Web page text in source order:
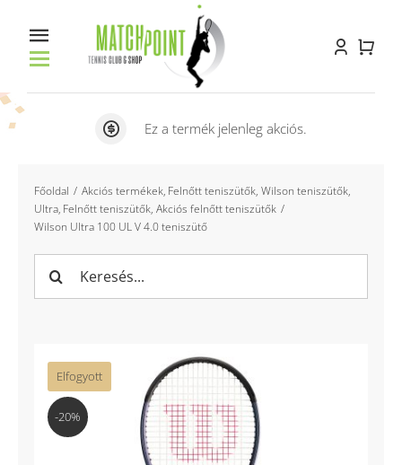
Toggle
Navigation
Főoldal
Pályabérlés
Kapcsolat
Ez a termék jelenleg akciós.
Főoldal Akciós termékek Felnőtt teniszütők Wilson teniszütők
Ultra Felnőtt teniszütők Akciós felnőtt teniszütők
Wilson Ultra 100 UL V 4.0 teniszütő
Elfogyott
-20%